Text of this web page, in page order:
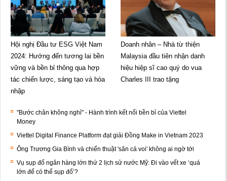
Hội nghị Đầu tư ESG Việt Nam
2024: Hướng đến tương lai bền
vững và bền bỉ thông qua hợp
tác chiến lược, sáng tạo và hòa
nhập
Doanh nhân – Nhà từ thiện
Malaysia đầu tiên nhận danh
hiệu hiệp sĩ cao quý do vua
Charles III trao tặng
"Bước chân không nghỉ" - Hành trình kết nối bền bỉ của Viettel
Money
Viettel Digital Finance Platform đạt giải Đồng Make in Vietnam 2023
Ông Trương Gia Bình và chiến thuật 'săn cá voi' không ai ngờ tới
Vụ sụp đổ ngân hàng lớn thứ 2 lịch sử nước Mỹ: Đi vào vết xe ‘quá
lớn để có thể sụp đổ’?